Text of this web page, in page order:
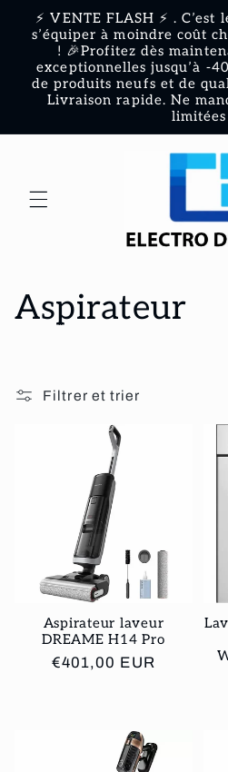
passer
au
contenu
⚡ VENTE FLASH ⚡ .
s’équiper à moindre coût
! 🎉Profitez dès
exceptionnelles jusqu’à -
de produits neufs et de
Livraison rapide. Ne
limitées
C
l
Aspirateur
Filtrer et trier
Aspirateur laveur
DREAME H14 Pro
Prix
€401,00 EUR